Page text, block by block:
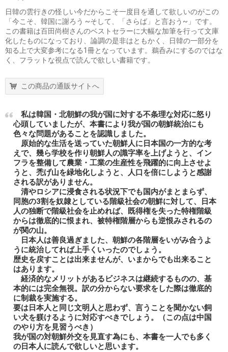
日韓の雲行きの怪しい今だからこそ一度目を通して欲しいのがこの
「今こそ、韓国に謝ろう ~そして、「さらば」と言おう~」です。
この書籍は百田尚樹さんのベストセラーに大幅な加筆を行って文庫
化したものになっており、論調の是非はともかく、日韓の一部分を
知る上で大変参考になる1冊となっています。鵜呑みにするのではな
く、フラットな視点で読んで欲しい書籍です。
この商品の通販サイトへ
私は韓国・北朝鮮の我が国に対する不条理な対応に怒り
心頭していましたが、本書により我が国の朝鮮統治にも
色々な問題があることを認識しました。
原始的な生活を送っていた朝鮮人に日本国の一方的な考
えで、幾ら学校を作り朝鮮人の識字率を上げようと、イン
フラを整備して農業・工業の生産性を飛躍的に向上させよ
うと、禿げ山を緑地化しようと、人口を倍にしようと感謝
される訳がありません。
清やロシアに浸食される状況下でも国内がまとまらず、
同胞の3割を奴隷としている階級社会の朝鮮に対して、日本
人の独断で階級社会を止めれば、既得権を失った特権階級
からは徹底的に恨まれ、被特権階層からも逆恨みされるの
が関の山。
日本人は善良過ぎました、朝鮮の各階層をいがみ合うよ
うに統治してれば上手くいったのでしょう。
歴史を戻すことは出来ませんが、いまからでも出来ること
はあります。
経済的なメリットがあるビジネスは継続するものの、基
本的には完全無視。訳の分からない要求をした際は徹底的
に制裁を実施する。
要は日本人と同じ文明人と思わず、言うことを聞かない飼
い犬を躾けるように対応すべきでしょう。（この点は中国
のやり方を見習うべき）
我が国の対朝鮮外交を見直す為にも、本書を一人でも多く
の日本人に読んで欲しいと思います。